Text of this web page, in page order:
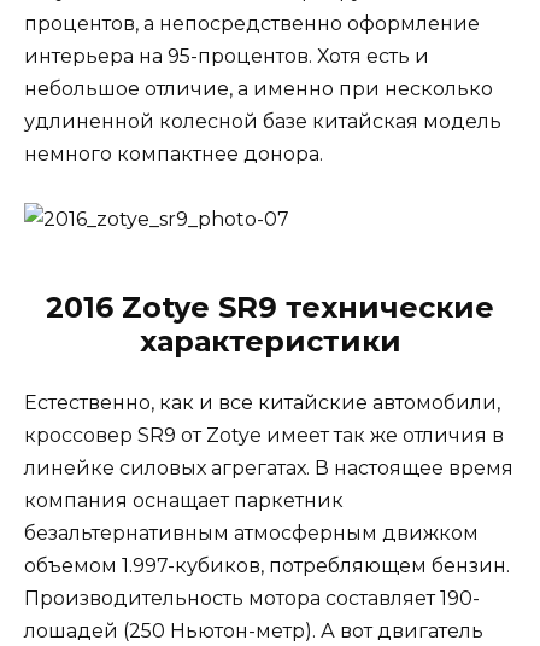
процентов, а непосредственно оформление
интерьера на 95-процентов. Хотя есть и
небольшое отличие, а именно при несколько
удлиненной колесной базе китайская модель
немного компактнее донора.
2016 Zotye SR9 технические
характеристики
Естественно, как и все китайские автомобили,
кроссовер SR9 от Zotye имеет так же отличия в
линейке силовых агрегатах. В настоящее время
компания оснащает паркетник
безальтернативным атмосферным движком
объемом 1.997-кубиков, потребляющем бензин.
Производительность мотора составляет 190-
лошадей (250 Ньютон-метр). А вот двигатель